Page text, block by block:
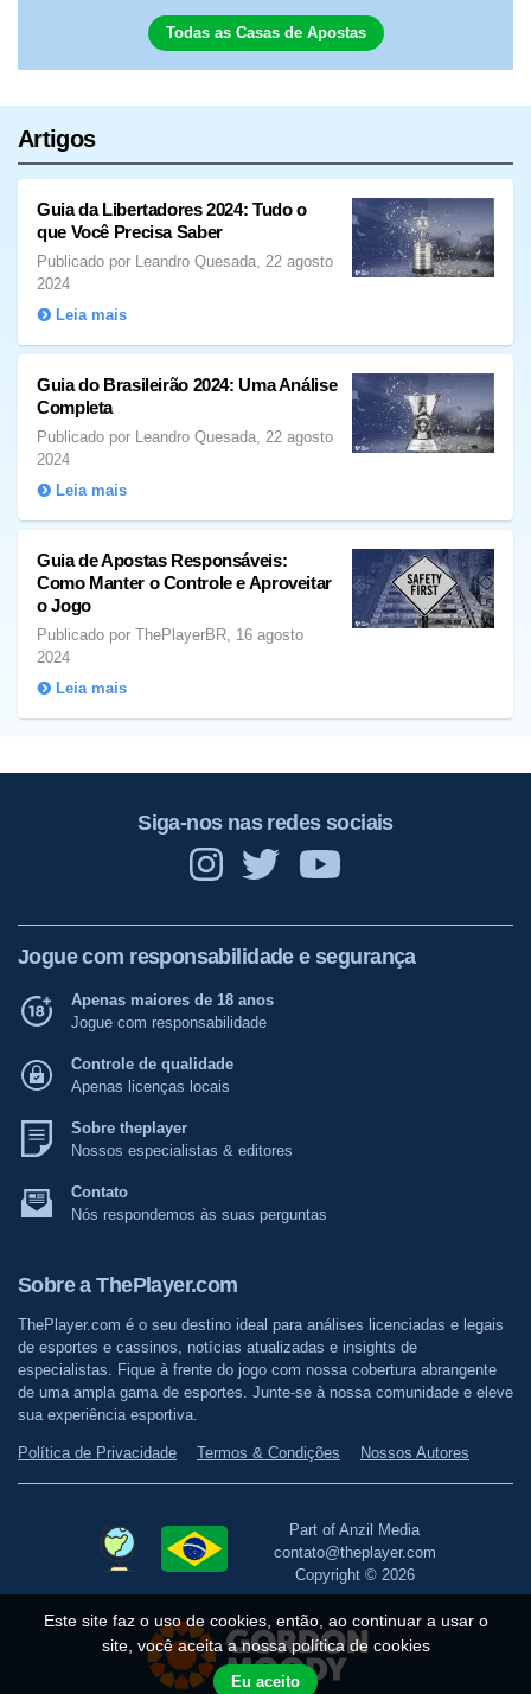
Todas as Casas de Apostas
Artigos
Guia da Libertadores 2024: Tudo o
que Você Precisa Saber
Publicado por Leandro Quesada, 22 agosto
2024
Leia mais
Guia do Brasileirão 2024: Uma Análise
Completa
Publicado por Leandro Quesada, 22 agosto
2024
Leia mais
Guia de Apostas Responsáveis:
Como Manter o Controle e Aproveitar
o Jogo
Publicado por ThePlayerBR, 16 agosto
2024
Leia mais
Siga-nos nas redes sociais
Jogue com responsabilidade e segurança
Apenas maiores de 18 anos
Jogue com responsabilidade
Controle de qualidade
Apenas licenças locais
Sobre theplayer
Nossos especialistas & editores
Contato
Nós respondemos às suas perguntas
Sobre a ThePlayer.com
ThePlayer.com é o seu destino ideal para análises licenciadas e legais
de esportes e cassinos, notícias atualizadas e insights de
especialistas. Fique à frente do jogo com nossa cobertura abrangente
de uma ampla gama de esportes. Junte-se à nossa comunidade e eleve
sua experiência esportiva.
Política de Privacidade Termos & Condições Nossos Autores
Part of Anzil Media
contato@theplayer.com
Copyright © 2026
Este site faz o uso de cookies, então, ao continuar a usar o
site, você aceita a nossa política de cookies
Eu aceito